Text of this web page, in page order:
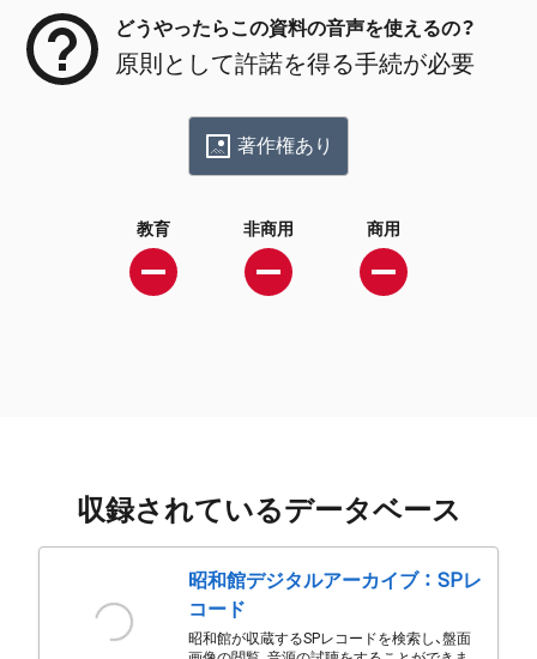
どうやったらこの資料の音声を使えるの？
原則として許諾を得る手続が必要
著作権あり
教育 非商用 商用
収録されているデータベース
昭和館デジタルアーカイブ ： SPレ
コード
昭和館が収蔵するSPレコードを検索し、盤面